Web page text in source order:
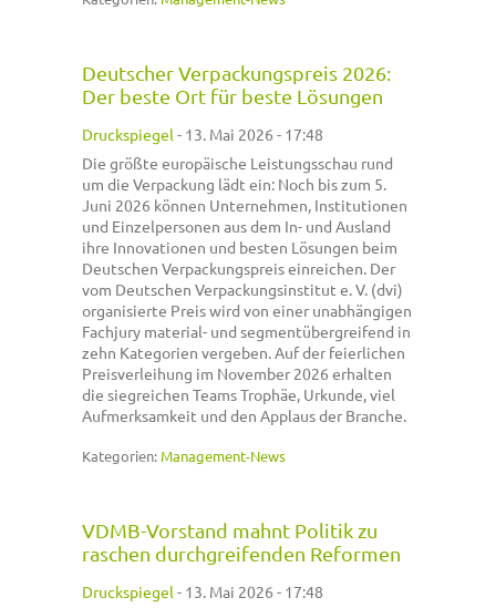
Deutscher Verpackungspreis 2026:
Der beste Ort für beste Lösungen
Druckspiegel - 13. Mai 2026 - 17:48
Die größte europäische Leistungsschau rund
um die Verpackung lädt ein: Noch bis zum 5.
Juni 2026 können Unternehmen, Institutionen
und Einzelpersonen aus dem In- und Ausland
ihre Innovationen und besten Lösungen beim
Deutschen Verpackungspreis einreichen. Der
vom Deutschen Verpackungsinstitut e. V. (dvi)
organisierte Preis wird von einer unabhängigen
Fachjury material- und segmentübergreifend in
zehn Kategorien vergeben. Auf der feierlichen
Preisverleihung im November 2026 erhalten
die siegreichen Teams Trophäe, Urkunde, viel
Aufmerksamkeit und den Applaus der Branche.
Kategorien: Management-News
VDMB-Vorstand mahnt Politik zu
raschen durchgreifenden Reformen
Druckspiegel - 13. Mai 2026 - 17:48